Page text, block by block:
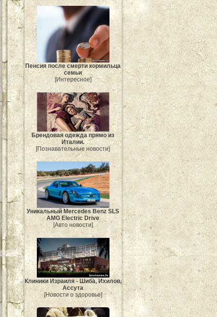
Пенсия после смерти кормильца
семьи
[Интересное]
Брендовая одежда прямо из
Италии.
[Познавательные новости]
Уникальный Mercedes Benz SLS
AMG Electric Drive
[Авто новости]
Клиники Израиля - Шиба, Ихилов,
Ассута
[Новости о здоровье]